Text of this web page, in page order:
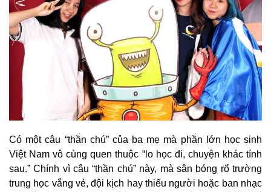
Có một câu “thần chú” của ba mẹ mà phần lớn học sinh
Việt Nam vô cùng quen thuộc “lo học đi, chuyện khác tính
sau.” Chính vì câu “thần chú” này, mà sân bóng rổ trường
trung học vắng vẻ, đội kịch hay thiếu người hoặc ban nhạc